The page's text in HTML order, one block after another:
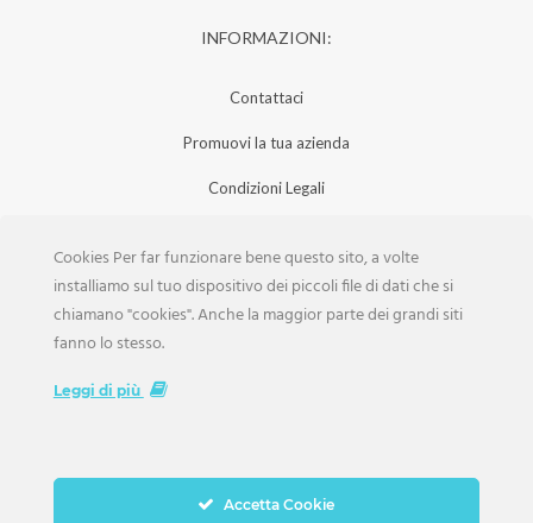
INFORMAZIONI:
Contattaci
Promuovi la tua azienda
Condizioni Legali
Iscrizione Aziende
Scarica la Rivista
Cookies Per far funzionare bene questo sito, a volte
installiamo sul tuo dispositivo dei piccoli file di dati che si
chiamano "cookies". Anche la maggior parte dei grandi siti
fanno lo stesso.
Leggi di più
Accetta Cookie